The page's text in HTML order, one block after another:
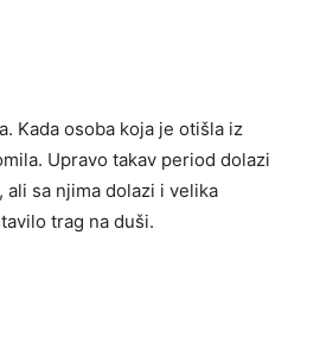
Kada osoba koja je otišla iz
Upravo takav period dolazi
ali sa njima dolazi i velika
trag na duši.